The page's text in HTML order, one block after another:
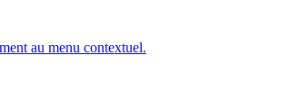
au menu contextuel.